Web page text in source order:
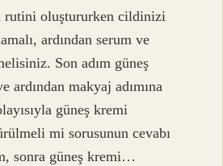
rutini oluştururken cildinizi
ardından serum ve
Son adım güneş
ardından makyaj adımına
güneş kremi
mi sorusunun cevabı
sonra güneş kremi…